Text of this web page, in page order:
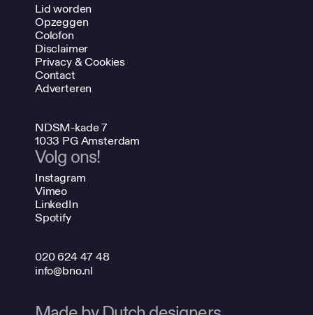
Lid worden
Opzeggen
Colofon
Disclaimer
Privacy & Cookies
Contact
Adverteren
NDSM-kade 7
1033 PG Amsterdam
Volg ons!
Instagram
Vimeo
LinkedIn
Spotify
020 624 47 48
info@bno.nl